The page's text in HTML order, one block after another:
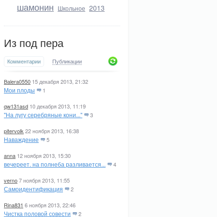
шамонин Школьное 2013
Из под пера
Комментарии Публикации
Balera0550 15 декабря 2013, 21:32
Мои плоды 1
qw131asd 10 декабря 2013, 11:19
"На лугу серебряные кони..." 3
pitervolk 22 ноября 2013, 16:38
Наваждение 5
anna 12 ноября 2013, 15:30
вечереет. на полнеба разливается... 4
verno7 ноября 2013, 11:55
Самоидентификация 2
Rina831 6 ноября 2013, 22:46
Чистка половой совести 2